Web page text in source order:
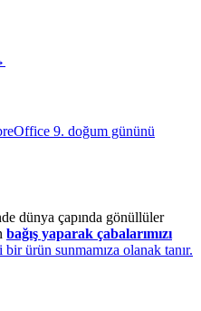
9. doğum gününü
dünya çapında gönüllüler
bağış yaparak çabalarımızı
bir ürün sunmamıza olanak tanır.